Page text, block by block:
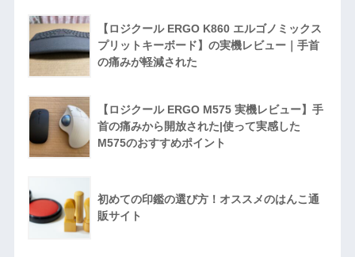
【ロジクール ERGO K860 エルゴノミックス
プリットキーボード】の実機レビュー｜手首
の痛みが軽減された
【ロジクール ERGO M575 実機レビュー】手
首の痛みから開放された|使って実感した
M575のおすすめポイント
初めての印鑑の選び方！オススメのはんこ通
販サイト